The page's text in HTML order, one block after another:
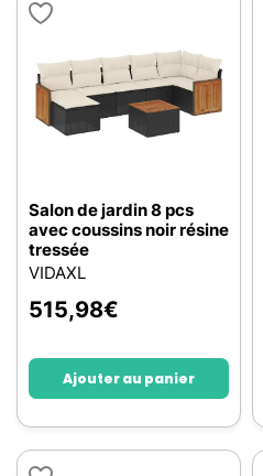
Salon de jardin 8 pcs
avec coussins noir résine
tressée
VIDAXL
515,98€
Ajouter au panier